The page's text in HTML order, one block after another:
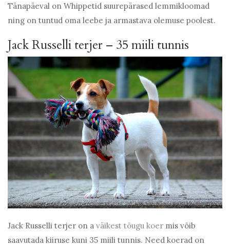
Tänapäeval on Whippetid suurepärased lemmikloomad
ning on tuntud oma leebe ja armastava olemuse poolest.
Jack Russelli terjer – 35 miili tunnis
Jack Russelli terjer on a väikest tõugu koer mis võib
saavutada kiiruse kuni 35 miili tunnis. Need koerad on